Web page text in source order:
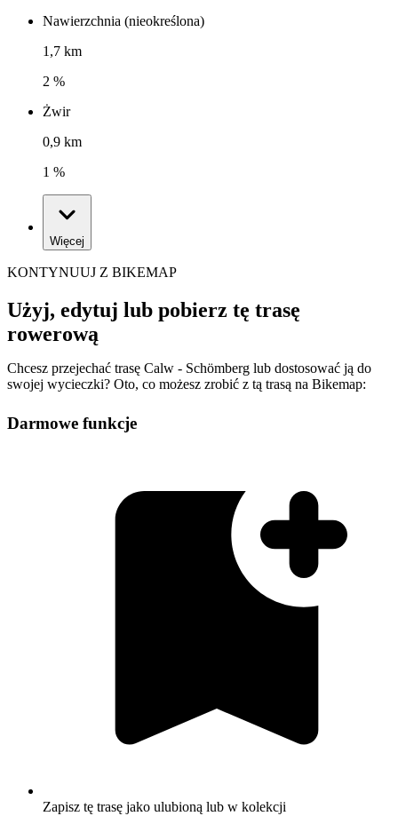
Nawierzchnia (nieokreślona)
1,7 km
2 %
Żwir
0,9 km
1 %
Więcej
KONTYNUUJ Z BIKEMAP
Użyj, edytuj lub pobierz tę trasę
rowerową
Chcesz przejechać trasę Calw - Schömberg lub dostosować ją do
swojej wycieczki? Oto, co możesz zrobić z tą trasą na Bikemap:
Darmowe funkcje
Zapisz tę trasę jako ulubioną lub w kolekcji